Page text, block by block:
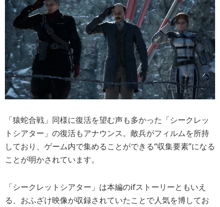
「猿蛇合戦」同様に復活を望む声も多かった「シークレッ
トシアター」の復活もアナウンス。敵兵がフィルムを所持
しており、ゲーム内で集めることができる“収集要素”になる
ことが明かされています。
「シークレットシアター」は本編のifストーリーともいえ
る、おふざけ映像が収録されていたことで人気を博してお